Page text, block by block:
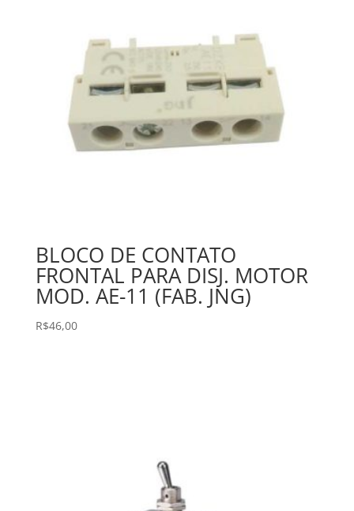
BLOCO DE CONTATO
FRONTAL PARA DISJ. MOTOR
MOD. AE-11 (FAB. JNG)
R$46,00